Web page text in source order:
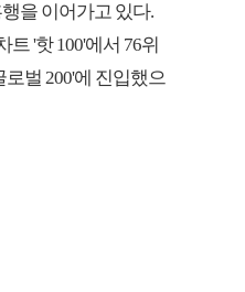
을 이어가고 있다.
트 '핫 100'에서 76위
로벌 200'에 진입했으